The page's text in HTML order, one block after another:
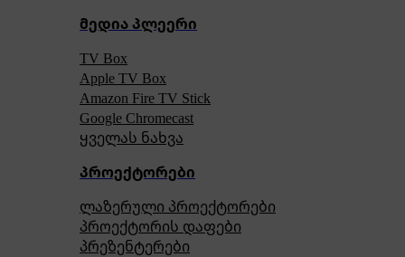
მედია პლეერი
TV Box
Apple TV Box
Amazon Fire TV Stick
Google Chromecast
ყველას ნახვა
პროექტორები
ლაზერული პროექტორები
პროექტორის დაფები
პრეზენტერები